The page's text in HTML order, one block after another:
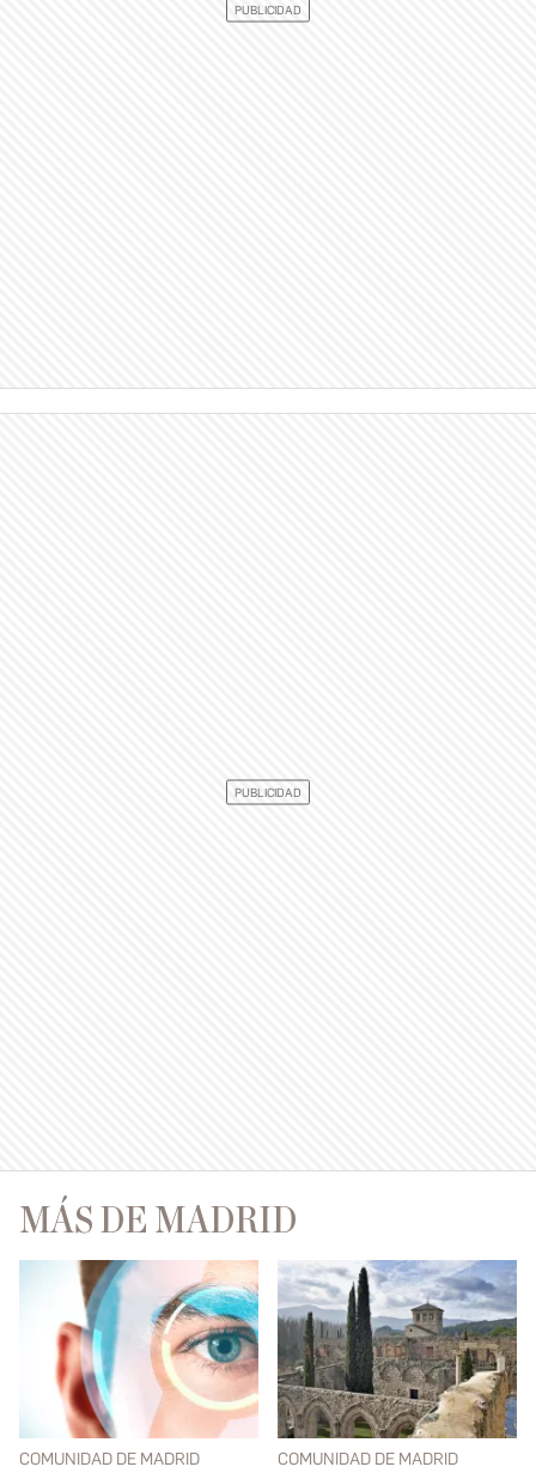
MÁS DE MADRID
COMUNIDAD DE MADRID COMUNIDAD DE MADRID